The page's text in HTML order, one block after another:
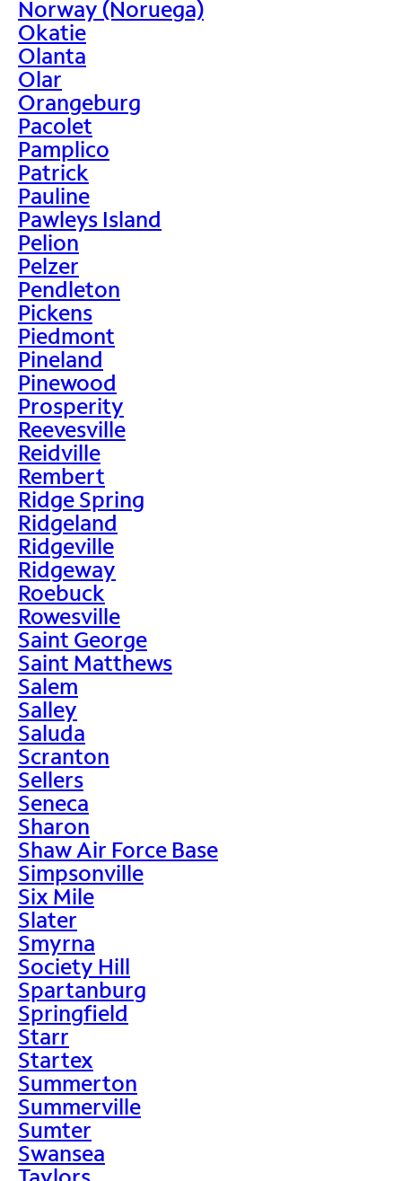
Norway (Noruega)
Okatie
Olanta
Olar
Orangeburg
Pacolet
Pamplico
Patrick
Pauline
Pawleys Island
Pelion
Pelzer
Pendleton
Pickens
Piedmont
Pineland
Pinewood
Prosperity
Reevesville
Reidville
Rembert
Ridge Spring
Ridgeland
Ridgeville
Ridgeway
Roebuck
Rowesville
Saint George
Saint Matthews
Salem
Salley
Saluda
Scranton
Sellers
Seneca
Sharon
Shaw Air Force Base
Simpsonville
Six Mile
Slater
Smyrna
Society Hill
Spartanburg
Springfield
Starr
Startex
Summerton
Summerville
Sumter
Swansea